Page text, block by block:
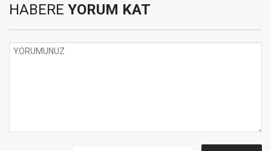
HABERE YORUM KAT